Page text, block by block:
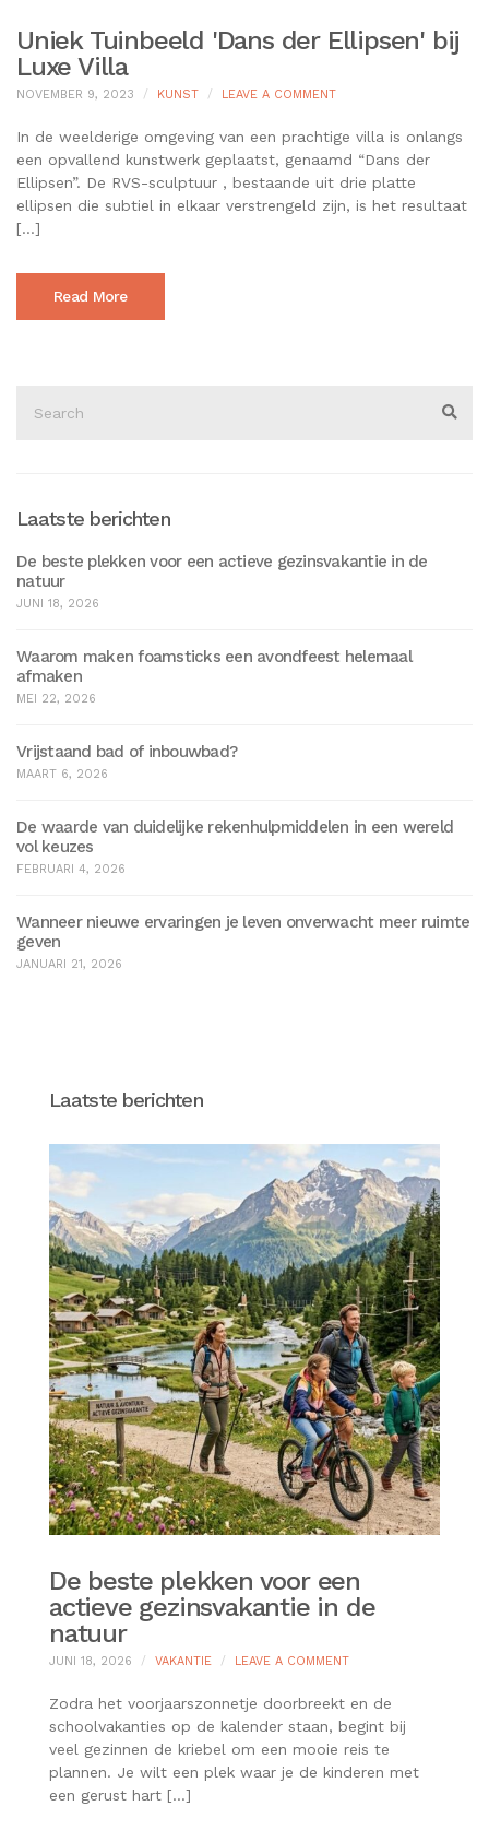
Uniek Tuinbeeld 'Dans der Ellipsen' bij
Luxe Villa
NOVEMBER 9, 2023 KUNST LEAVE A COMMENTON
TUINBEELD
'DANS
DER
ELLIPSEN'
BIJ
In de weelderige omgeving van een prachtige villa is onlangs
een opvallend kunstwerk geplaatst, genaamd “Dans der
Ellipsen”. De RVS-sculptuur , bestaande uit drie platte
ellipsen die subtiel in elkaar verstrengeld zijn, is het resultaat
[…]
Read More
for:
Laatste berichten
De beste plekken voor een actieve gezinsvakantie in de
natuur
JUNI 18, 2026
Waarom maken foamsticks een avondfeest helemaal
afmaken
MEI 22, 2026
Vrijstaand bad of inbouwbad?
MAART 6, 2026
De waarde van duidelijke rekenhulpmiddelen in een wereld
vol keuzes
FEBRUARI 4, 2026
Wanneer nieuwe ervaringen je leven onverwacht meer ruimte
geven
JANUARI 21, 2026
Laatste berichten
De beste plekken voor een
actieve gezinsvakantie in de
natuur
JUNI 18, 2026 VAKANTIE LEAVE A COMMENTON
BESTE
VOOR
EEN
ACTIEVE
Zodra het voorjaarszonnetje doorbreekt en de
schoolvakanties op de kalender staan, begint bij
veel gezinnen de kriebel om een mooie reis te
plannen. Je wilt een plek waar je de kinderen met
een gerust hart […]